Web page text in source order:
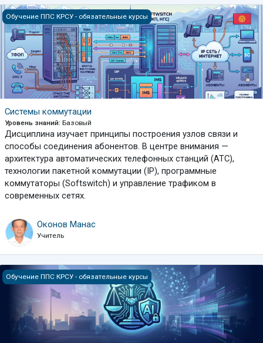
Системы коммутации
Обучение ППС КРСУ - обязательные курсы
Системы коммутации
Уровень знаний: Базовый
Дисциплина изучает принципы построения узлов связи и
способы соединения абонентов. В центре внимания —
архитектура автоматических телефонных станций (АТС),
технологии пакетной коммутации (IP), программные
коммутаторы (Softswitch) и управление трафиком в
современных сетях.
Оконов Манас
Учитель
Цифровые платформы в экспертной деятельности
Обучение ППС КРСУ - обязательные курсы